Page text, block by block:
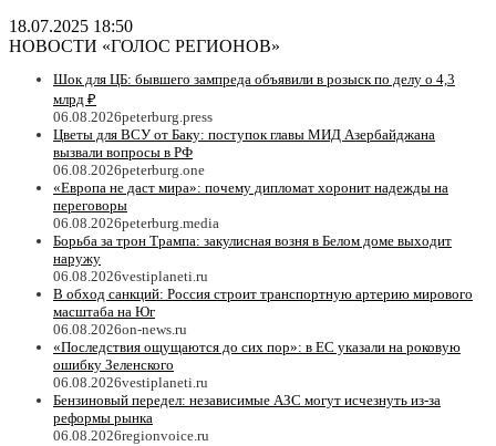
18.07.2025 18:50
НОВОСТИ «ГОЛОС РЕГИОНОВ»
Шок для ЦБ: бывшего зампреда объявили в розыск по делу о 4,3
млрд ₽
06.08.2026peterburg.press
Цветы для ВСУ от Баку: поступок главы МИД Азербайджана
вызвали вопросы в РФ
06.08.2026peterburg.one
«Европа не даст мира»: почему дипломат хоронит надежды на
переговоры
06.08.2026peterburg.media
Борьба за трон Трампа: закулисная возня в Белом доме выходит
наружу
06.08.2026vestiplaneti.ru
В обход санкций: Россия строит транспортную артерию мирового
масштаба на Юг
06.08.2026on-news.ru
«Последствия ощущаются до сих пор»: в ЕС указали на роковую
ошибку Зеленского
06.08.2026vestiplaneti.ru
Бензиновый передел: независимые АЗС могут исчезнуть из-за
реформы рынка
06.08.2026regionvoice.ru